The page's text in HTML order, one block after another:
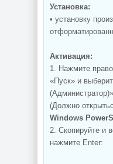
Установка:
• установку
Активация:
1. Нажмите
«Пуск» и
(Администратор)».
(Должно
Windows
2. Скопируйте и
нажмите Enter: